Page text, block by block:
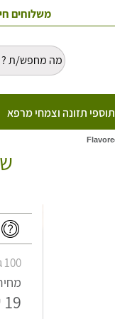
משלוחים
תוספי תזונה וצמחי מרפא
100 גרם (19 ₪ ל-100 גרם)
מחיר
19 ₪